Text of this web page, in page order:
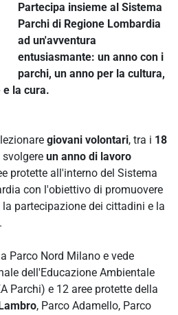
Partecipa insieme al Sistema
Parchi di Regione Lombardia
ad un'avventura
entusiasmante: un anno con i
parchi, un anno per la cultura,
e la cura.
giovani volontari, tra i 18
svolgere un anno di lavoro
protette all'interno del Sistema
con l'obiettivo di promuovere
partecipazione dei cittadini e la
Parco Nord Milano e vede
dell'Educazione Ambientale
Parchi) e 12 aree protette della
, Parco Adamello, Parco